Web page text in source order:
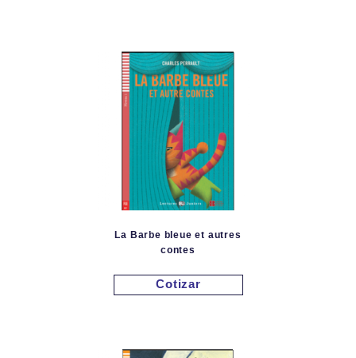
La Barbe bleue et autres
contes
Cotizar